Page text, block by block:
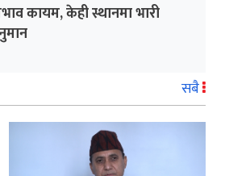
कायम, केही स्थानमा भारी
सबै